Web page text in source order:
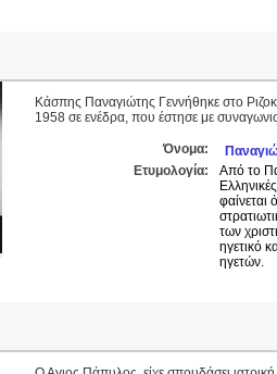
Κάσπης Παναγιώτης Γεννήθηκε στο
1958 σε ενέδρα, που έστησε με
Όνομα:
Ετυμολογία:
Από το
φαίνεται
των
ηγετικό
ηγετών.